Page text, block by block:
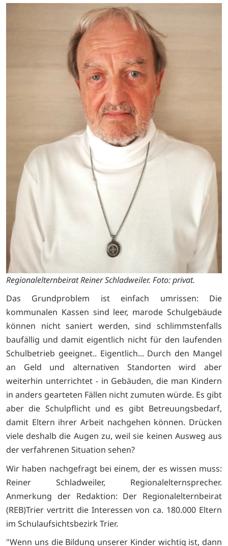
Regionalelternbeirat Reiner Schladweiler. Foto: privat.
Das Grundproblem ist einfach umrissen: Die
kommunalen Kassen sind leer, marode Schulgebäude
können nicht saniert werden, sind schlimmstenfalls
baufällig und damit eigentlich nicht für den laufenden
Schulbetrieb geeignet.. Eigentlich... Durch den Mangel
an Geld und alternativen Standorten wird aber
weiterhin unterrichtet - in Gebäuden, die man Kindern
in anders gearteten Fällen nicht zumuten würde. Es gibt
aber die Schulpflicht und es gibt Betreuungsbedarf,
damit Eltern ihrer Arbeit nachgehen können. Drücken
viele deshalb die Augen zu, weil sie keinen Ausweg aus
der verfahrenen Situation sehen?
Wir haben nachgefragt bei einem, der es wissen muss:
Reiner Schladweiler, Regionalelternsprecher.
Anmerkung der Redaktion: Der Regionalelternbeirat
(REB)Trier vertritt die Interessen von ca. 180.000 Eltern
im Schulaufsichtsbezirk Trier.
"Wenn uns die Bildung unserer Kinder wichtig ist, dann